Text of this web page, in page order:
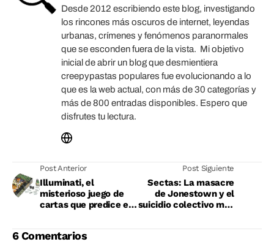
Desde 2012 escribiendo este blog, investigando
los rincones más oscuros de internet, leyendas
urbanas, crímenes y fenómenos paranormales
que se esconden fuera de la vista. Mi objetivo
inicial de abrir un blog que desmientiera
creepypastas populares fue evolucionando a lo
que es la web actual, con más de 30 categorías y
más de 800 entradas disponibles. Espero que
disfrutes tu lectura.
Post Anterior
Illuminati, el
misterioso juego de
cartas que predice el
Post Siguiente
Sectas: La masacre
de Jonestown y el
suicidio colectivo más
6 Comentarios